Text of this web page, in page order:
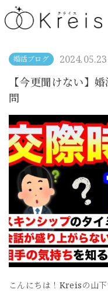
婚活ブログ 2024.05.23
【今更聞けない】
問
こんにちは！Kreisの山下